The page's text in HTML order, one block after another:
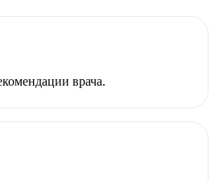
врача.